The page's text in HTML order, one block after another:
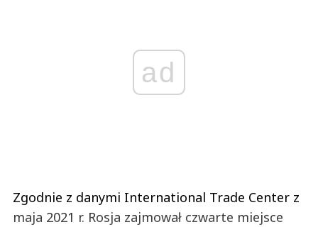
ad
Zgodnie z danymi International Trade Center z
maja 2021 r. Rosja zajmował czwarte miejsce